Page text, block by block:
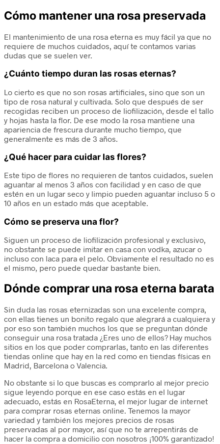
Cómo mantener una rosa preservada
El mantenimiento de una rosa eterna es muy fácil ya que no
requiere de muchos cuidados, aquí te contamos varias
dudas que se suelen ver.
¿Cuánto tiempo duran las rosas eternas?
Lo cierto es que no son rosas artificiales, sino que son un
tipo de rosa natural y cultivada. Solo que después de ser
recogidas reciben un proceso de liofilización, desde el tallo
y hojas hasta la flor. De ese modo la rosa mantiene una
apariencia de frescura durante mucho tiempo, que
generalmente es más de 3 años.
¿Qué hacer para cuidar las flores?
Este tipo de flores no requieren de tantos cuidados, suelen
aguantar al menos 3 años con facilidad y en caso de que
estén en un lugar seco y limpio pueden aguantar incluso 5 o
10 años en un estado más que aceptable.
Cómo se preserva una flor?
Siguen un proceso de liofilización profesional y exclusivo,
no obstante se puede imitar en casa con vodka, azucar o
incluso con laca para el pelo. Obviamente el resultado no es
el mismo, pero puede quedar bastante bien.
Dónde comprar una rosa eterna barata
Sin duda las rosas eternizadas son una excelente compra,
con ellas tienes un bonito regalo que alegrará a cualquiera y
por eso son también muchos los que se preguntan dónde
conseguir una rosa tratada ¿Eres uno de ellos? Hay muchos
sitios en los que poder comprarlas, tanto en las diferentes
tiendas online que hay en la red como en tiendas físicas en
Madrid, Barcelona o Valencia.
No obstante si lo que buscas es comprarlo al mejor precio
sigue leyendo porque en ese caso estás en el lugar
adecuado, estás en RosaEterna, el mejor lugar de internet
para comprar rosas eternas online. Tenemos la mayor
variedad y también los mejores precios de rosas
preservadas al por mayor, así que no te arrepentirás de
hacer la compra a domicilio con nosotros ¡100% garantizado!